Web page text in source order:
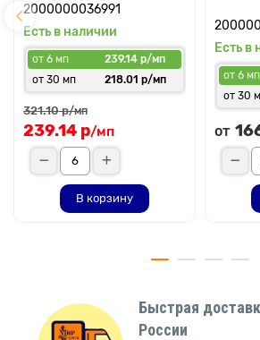
2000000036991
Есть в наличии
от 6 мп
239.14 р/мп
от 30 мп
218.01 р/мп
321.10 р/мп
239.14 р/мп
В корзину
Есть в
от 6 мп
от 30
от
Быстрая
России